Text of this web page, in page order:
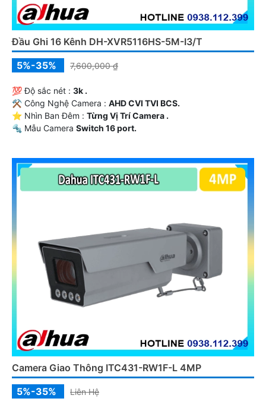
Đầu Ghi 16 Kênh DH-XVR5116HS-5M-I3/T
5%-35%
7,600,000 ₫
💯 Độ sắc nét : 3k .
⚒ Công Nghệ Camera : AHD CVI TVI BCS.
⭐ Nhìn Ban Đêm : Từng Vị Trí Camera .
🔩 Mẫu Camera Switch 16 port.
Camera Giao Thông ITC431-RW1F-L 4MP
5%-35%
Liên Hệ